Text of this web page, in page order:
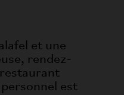
et une
rendez-
est